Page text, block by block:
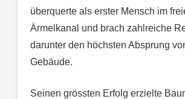
überquerte als erster Mensch im
Ärmelkanal und brach zahlreiche
darunter den höchsten Absprung
Gebäude.
Seinen grössten Erfolg erzielte